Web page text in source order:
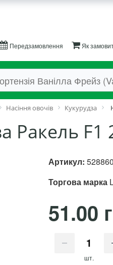
Передзамовлення Як
Насіння овочів Кукурудза
Ракель
Артикул: 528860
Торгова марка
51.00
шт.